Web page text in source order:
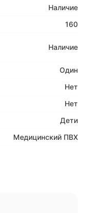
Наличие
160
Наличие
Один
Нет
Нет
Дети
Медицинский ПВХ